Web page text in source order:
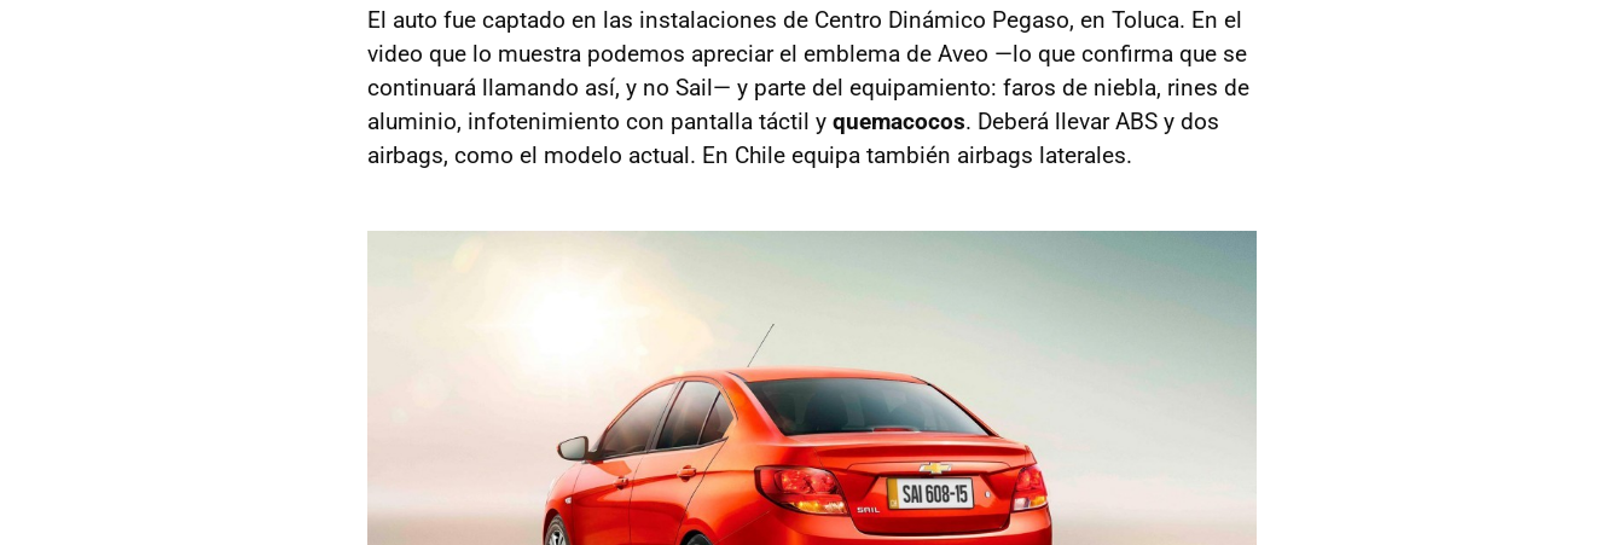
El auto fue captado en las instalaciones de Centro Dinámico Pegaso, en Toluca. En el
video que lo muestra podemos apreciar el emblema de Aveo —lo que confirma que se
continuará llamando así, y no Sail— y parte del equipamiento: faros de niebla, rines de
aluminio, infotenimiento con pantalla táctil y quemacocos. Deberá llevar ABS y dos
airbags, como el modelo actual. En Chile equipa también airbags laterales.